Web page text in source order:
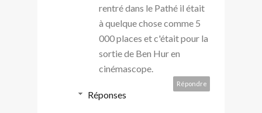
rentré dans le Pathé il était
à quelque chose comme 5
000 places et c'était pour la
sortie de Ben Hur en
cinémascope.
Répondre
Réponses